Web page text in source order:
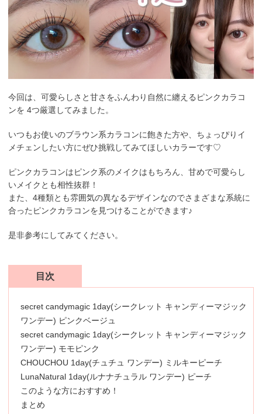
今回は、可愛らしさと甘さをふんわり自然に纏えるピンクカラコ
ンを 4つ厳選してみました。
いつもお使いのブラウン系カラコンに飽きた方や、ちょっぴりイ
メチェンしたい方にぜひ挑戦してみてほしいカラーです♡
ピンクカラコンはピンク系のメイクはもちろん、甘めで可愛らし
いメイクとも相性抜群！
また、4種類とも雰囲気の異なるデザインなのでさまざまな系統に
合ったピンクカラコンを見つけることができます♪
是非参考にしてみてください。
目次
secret candymagic 1day(シークレット キャンディーマジック
ワンデー) ピンクベージュ
secret candymagic 1day(シークレット キャンディーマジック
ワンデー) モモピンク
CHOUCHOU 1day(チュチュ ワンデー) ミルキーピーチ
LunaNatural 1day(ルナナチュラル ワンデー) ピーチ
このような方におすすめ！
まとめ